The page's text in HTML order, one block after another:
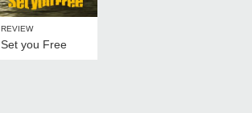
REVIEW
Set you Free